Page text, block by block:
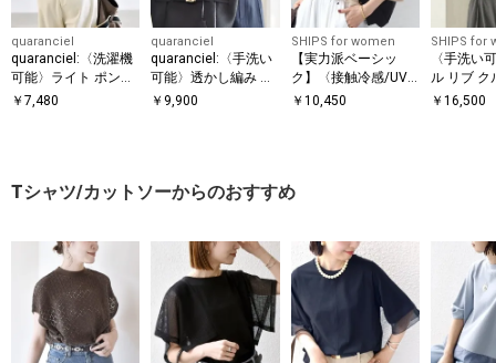
quaranciel
quaranciel:〈洗濯機
可能〉ライト ポンチ
バッグ ボタン ショー
￥ 7,480
quaranciel
quaranciel:〈手洗い
可能〉透かし編み ポ
ロ ニット プルオーバ
￥ 9,900
SHIPS for women
【実力派ベーシッ
ク】〈接触冷感/UV
カット〉マイクロ パ
￥ 10,450
SHIPS for
〈手洗い
ル リブ ク
カーディ
￥16,500
Tシャツ/カットソーからのおすすめ